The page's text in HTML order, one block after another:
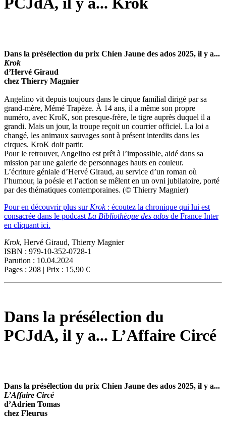
Dans la présélection du prix Chien Jaune des ados 2025, il y a...
Krok
d’Hervé Giraud
chez Thierry Magnier
Angelino vit depuis toujours dans le cirque familial dirigé par sa
grand-mère, Mémé Trapèze. À 14 ans, il a même son propre
numéro, avec KroK, son presque-frère, le tigre auprès duquel il a
grandi. Mais un jour, la troupe reçoit un courrier officiel. La loi a
changé, les animaux sauvages sont à présent interdits dans les
cirques. KroK doit partir.
Pour le retrouver, Angelino est prêt à l’impossible, aidé dans sa
mission par une galerie de personnages hauts en couleur.
L’écriture géniale d’Hervé Giraud, au service d’un roman où
l’humour, la poésie et l’action se mêlent en un ovni jubilatoire, porté
par des thématiques contemporaines. (© Thierry Magnier)
Pour en découvrir plus sur Krok: écoutez la chronique qui lui est
consacrée dans le podcast La Bibliothèque des ados de France Inter
en cliquant ici.
Krok, Hervé Giraud, Thierry Magnier
ISBN : 979-10-352-0728-1
Parution : 10.04.2024
Pages : 208 | Prix : 15,90 €
Dans la présélection du
PCJdA, il y a... L’Affaire Circé
Dans la présélection du prix Chien Jaune des ados 2025, il y a...
L’Affaire Circé
d’Adrien Tomas
chez Fleurus